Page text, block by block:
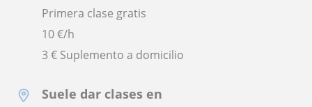
Primera clase gratis
10€/h
3 € Suplemento a domicilio
Suele dar clases en